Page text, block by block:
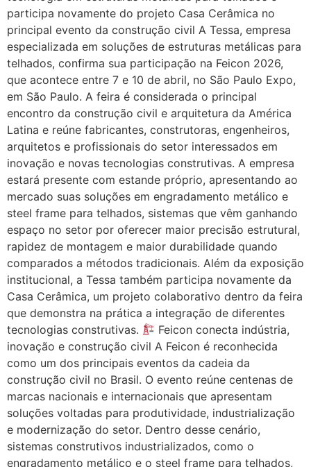
participa novamente do projeto Casa Cerâmica no
principal evento da construção civil A Tessa, empresa
especializada em soluções de estruturas metálicas para
telhados, confirma sua participação na Feicon 2026,
que acontece entre 7 e 10 de abril, no São Paulo Expo,
em São Paulo. A feira é considerada o principal
encontro da construção civil e arquitetura da América
Latina e reúne fabricantes, construtoras, engenheiros,
arquitetos e profissionais do setor interessados em
inovação e novas tecnologias construtivas. A empresa
estará presente com estande próprio, apresentando ao
mercado suas soluções em engradamento metálico e
steel frame para telhados, sistemas que vêm ganhando
espaço no setor por oferecer maior precisão estrutural,
rapidez de montagem e maior durabilidade quando
comparados a métodos tradicionais. Além da exposição
institucional, a Tessa também participa novamente da
Casa Cerâmica, um projeto colaborativo dentro da feira
que demonstra na prática a integração de diferentes
tecnologias construtivas.
Feicon conecta indústria,
inovação e construção civil A Feicon é reconhecida
como um dos principais eventos da cadeia da
construção civil no Brasil. O evento reúne centenas de
marcas nacionais e internacionais que apresentam
soluções voltadas para produtividade, industrialização
e modernização do setor. Dentro desse cenário,
sistemas construtivos industrializados, como o
engradamento metálico e o steel frame para telhados,